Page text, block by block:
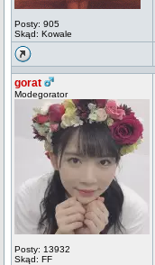
Posty: 905
Skąd: Kowale
gorat
Modegorator
Posty: 13932
Skąd: FF